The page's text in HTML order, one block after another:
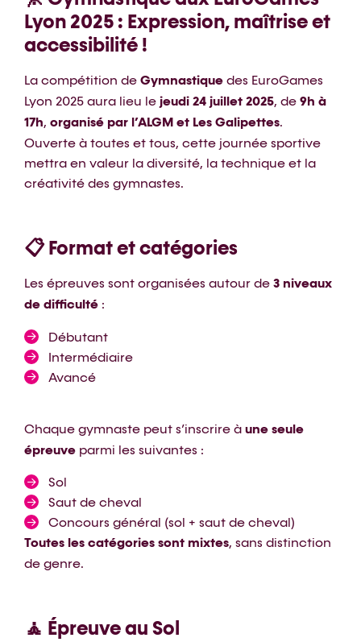
Lyon 2025 : Expression, maîtrise et
accessibilité !
La compétition de Gymnastique des EuroGames
Lyon 2025 aura lieu le jeudi 24 juillet 2025, de 9h à
17h, organisé par l’ALGM et Les Galipettes.
Ouverte à toutes et tous, cette journée sportive
mettra en valeur la diversité, la technique et la
créativité des gymnastes.
📋 Format et catégories
Les épreuves sont organisées autour de 3 niveaux
de difficulté :
Débutant
Intermédiaire
Avancé
Chaque gymnaste peut s’inscrire à une seule
épreuve parmi les suivantes :
Sol
Saut de cheval
Concours général (sol + saut de cheval)
Toutes les catégories sont mixtes, sans distinction
de genre.
🧘 Épreuve au Sol